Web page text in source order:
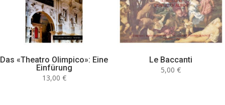
Das «Theatro Olimpico»: Eine
Einfürung
13,00 €
Le Baccanti
5,00€